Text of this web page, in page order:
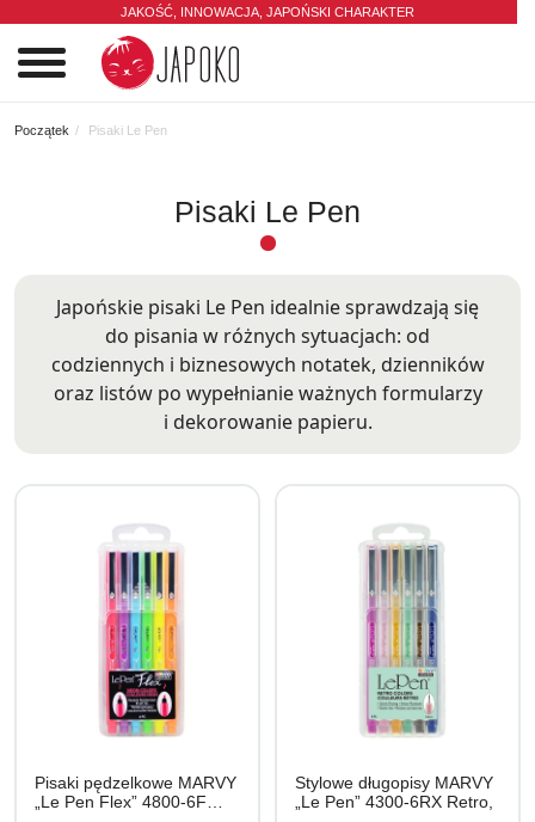
JAKOŚĆ, INNOWACJA, JAPOŃSKI CHARAKTER
Początek Pisaki Le Pen
Pisaki Le Pen
Japońskie pisaki Le Pen idealnie sprawdzają się
do pisania w różnych sytuacjach: od
codziennych i biznesowych notatek, dzienników
oraz listów po wypełnianie ważnych formularzy
i dekorowanie papieru.
Pisaki pędzelkowe MARVY
„Le Pen Flex” 4800-6F…
Stylowe długopisy MARVY
„Le Pen” 4300-6RX Retro,